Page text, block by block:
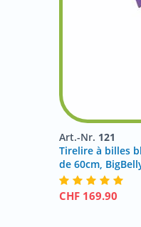
Art.-Nr. 121
Tirelire à billes
de 60cm,
CHF 169.90